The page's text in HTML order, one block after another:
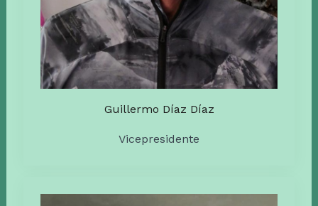
Guillermo Díaz Díaz
Vicepresidente